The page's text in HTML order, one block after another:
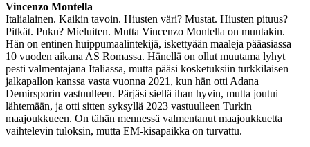
Vincenzo Montella
Italialainen. Kaikin tavoin. Hiusten väri? Mustat. Hiusten pituus?
Pitkät. Puku? Mieluiten. Mutta Vincenzo Montella on muutakin.
Hän on entinen huippumaalintekijä, iskettyään maaleja pääasiassa
10 vuoden aikana AS Romassa. Hänellä on ollut muutama lyhyt
pesti valmentajana Italiassa, mutta pääsi kosketuksiin turkkilaisen
jalkapallon kanssa vasta vuonna 2021, kun hän otti Adana
Demirsporin vastuulleen. Pärjäsi siellä ihan hyvin, mutta joutui
lähtemään, ja otti sitten syksyllä 2023 vastuulleen Turkin
maajoukkueen. On tähän mennessä valmentanut maajoukkuetta
vaihtelevin tuloksin, mutta EM-kisapaikka on turvattu.